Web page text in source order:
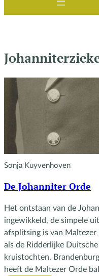
Sonja Kuyvenhoven
De Johanniter Orde
Het ontstaan van de
ingewikkeld, de simpele
afsplitsing is van
als de Ridderlijke
kruistochten.
heeft de Maltezer Orde